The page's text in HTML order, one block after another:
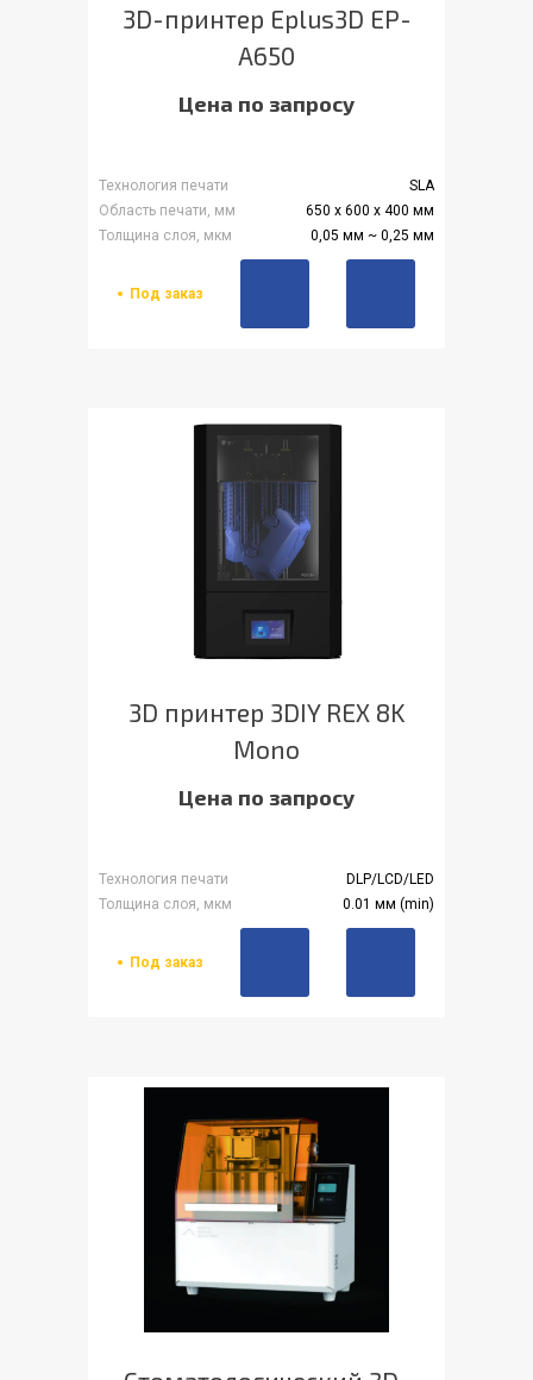
3D-принтер Eplus3D EP-
A650
Цена по запросу
Технология печати
SLA
Область печати, мм
650 x 600 x 400 мм
Толщина слоя, мкм
0,05 мм ~ 0,25 мм
Под заказ
3D принтер 3DIY REX 8K
Mono
Цена по запросу
Технология печати
DLP/LCD/LED
Толщина слоя, мкм
0.01 мм (min)
Под заказ